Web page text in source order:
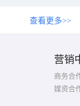
查看更多>>
营销
商务合
媒资合